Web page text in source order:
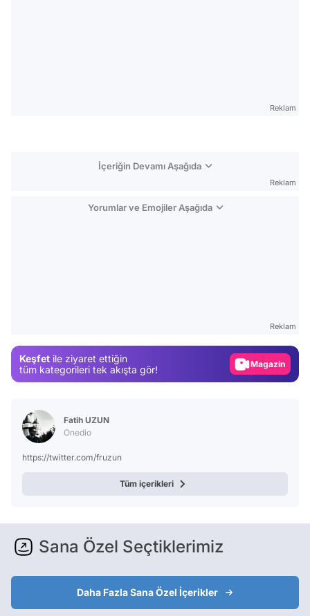
Reklam
İçeriğin Devamı Aşağıda
Reklam
Yorumlar ve Emojiler Aşağıda
Reklam
Keşfet ile ziyaret ettiğin
tüm kategorileri tek akışta gör!
Magazin
Fatih UZUN
Onedio
https://twitter.com/fruzun
Tüm içerikleri
Sana Özel Seçtiklerimiz
Daha Fazla Sana Özel İçerikler